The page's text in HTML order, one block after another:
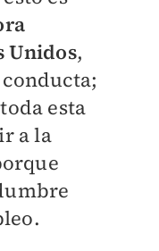
Unidos,
esta
a la